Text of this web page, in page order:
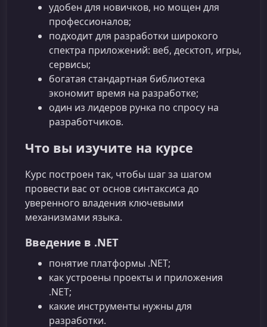
удобен для новичков, но мощен для
профессионалов;
подходит для разработки широкого
спектра приложений: веб, десктоп, игры,
сервисы;
богатая стандартная библиотека
экономит время на разработке;
один из лидеров рунка по спросу на
разработчиков.
Что вы изучите на курсе
Курс построен так, чтобы шаг за шагом
провести вас от основ синтаксиса до
уверенного владения ключевыми
механизмами языка.
Введение в .NET
понятие платформы .NET;
как устроены проекты и приложения
.NET;
какие инструменты нужны для
разработки.